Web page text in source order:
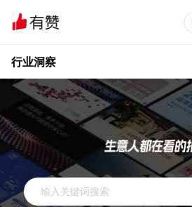
行业洞察
有赞说增长
私域日历 增长方法
有赞说案例拆解 有赞专
有赞成功案例